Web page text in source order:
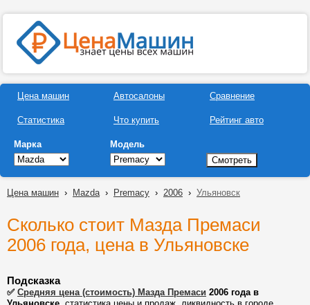
Цена машин
Статистика
Автосалоны
Что купить
Сравнение
Рейтинг авто
Марка Модель
Цена машин › Mazda› Premacy › 2006 › Ульяновск
Сколько стоит Мазда Премаси
2006 года, цена в Ульяновске
Подсказка
✅ Средняя цена (стоимость) Мазда Премаси 2006 года в